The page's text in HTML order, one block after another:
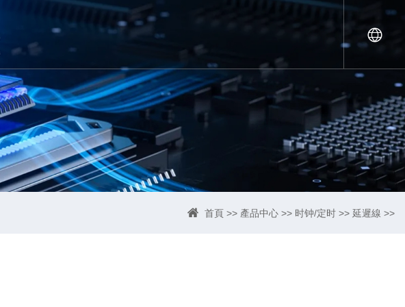
首頁 >> 產品中心 >> 时钟/定时 >> 延遲線 >>